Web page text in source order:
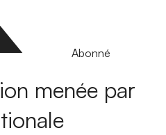
Abonné
menée par